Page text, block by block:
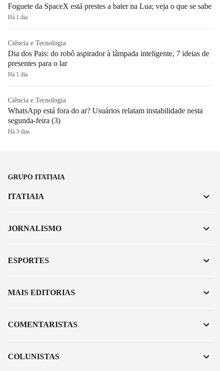
Foguete da SpaceX está prestes a bater na Lua; veja o que se sabe
Há 1 dia
Ciência e Tecnologia
Dia dos Pais: do robô aspirador à lâmpada inteligente, 7 ideias de
presentes para o lar
Há 1 dia
Ciência e Tecnologia
WhatsApp está fora do ar? Usuários relatam instabilidade nesta
segunda-feira (3)
Há 3 dias
GRUPO ITATIAIA
ITATIAIA
JORNALISMO
ESPORTES
MAIS EDITORIAS
COMENTARISTAS
COLUNISTAS